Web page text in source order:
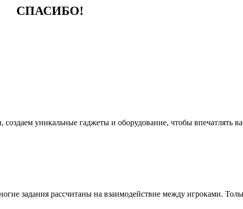
СПАСИБО!
уникальные гаджеты и оборудование, чтобы впечатлять
задания рассчитаны на взаимодействие между игроками.